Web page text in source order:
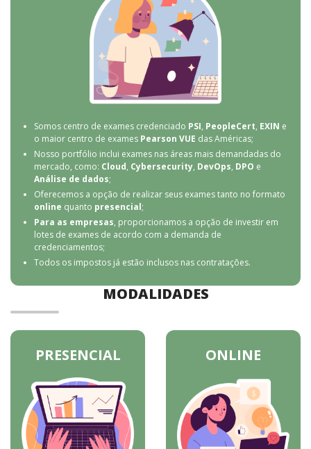
Somos centro de exames credenciado PSI, PeopleCert, EXIN e
o maior centro de exames Pearson VUE das Américas;
Nosso portfólio inclui exames nas áreas mais demandadas do
mercado, como: Cloud, Cybersecurity, DevOps, DPO e
Análise de dados;
Oferecemos a opção de realizar seus exames tanto no formato
online quanto presencial;
Para as empresas, proporcionamos a opção de investir em
lotes de exames de acordo com a demanda de
credenciamentos;
Todos os impostos já estão inclusos nas contratações.
MODALIDADES
PRESENCIAL ONLINE